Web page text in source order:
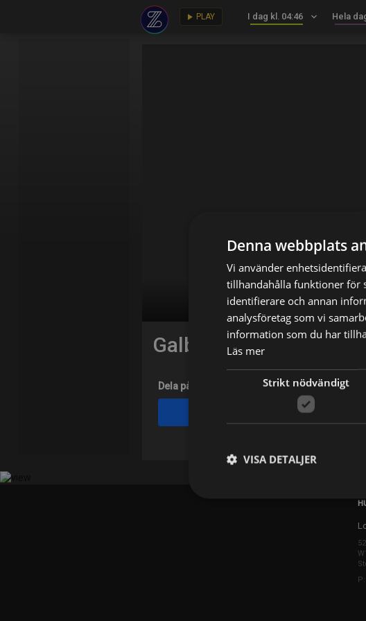
play_arrow PLAY I dag kl. 04:46 keyboard_arrow_down Hela
Galbadrakh Galaa
Dela på
Denna webbplats
Vi använder
tillhandahålla funktioner för
identifierare och annan
analysföretag som vi
information som du har
Läs mer
Strikt nödvändigt
VISA DETALJER